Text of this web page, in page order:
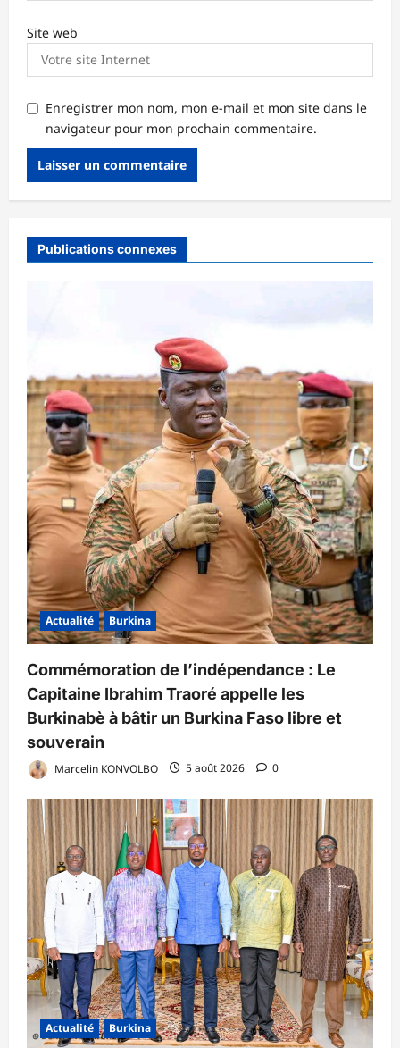
Site web
Enregistrer mon nom, mon e-mail et mon site dans le
navigateur pour mon prochain commentaire.
Publications connexes
Actualité Burkina
Commémoration de l’indépendance : Le
Capitaine Ibrahim Traoré appelle les
Burkinabè à bâtir un Burkina Faso libre et
souverain
Marcelin KONVOLBO 5 août 2026 0
Actualité Burkina